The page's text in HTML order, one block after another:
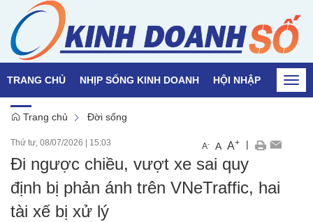
TRANG CHỦ NHỊP SỐNG KINH DOANH HỘI NHẬP QUỐC
Trang chủ Đời sống
Thứ tư, 08/07/2026 15:03 A- A A+ |
Đi ngược chiều, vượt xe sai quy
định bị phản ánh trên VNeTraffic, hai
tài xế bị xử lý